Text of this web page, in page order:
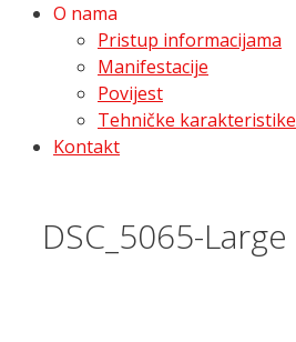
O nama
Pristup informacijama
Manifestacije
Povijest
Tehničke karakteristike
Kontakt
DSC_5065-Large